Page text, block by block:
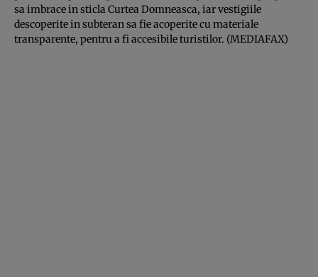
sa imbrace in sticla Curtea Domneasca, iar vestigiile
descoperite in subteran sa fie acoperite cu materiale
transparente, pentru a fi accesibile turistilor. (MEDIAFAX)